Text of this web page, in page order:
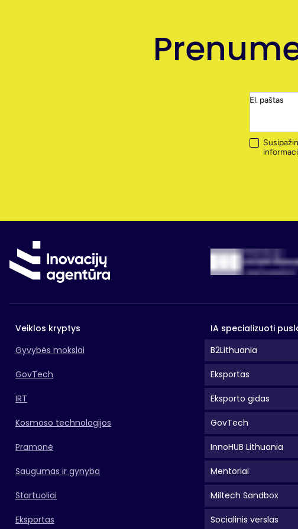
El. paštas
Veiklos kryptys
Gyvybės mokslai
GovTech
IRT
Kosmoso technologijos
Pramonė
Saugumas ir gynyba
Startuoliai
Eksportas
IA specializuoti
B2Lithuania
Eksportas
Eksporto gidas
GovTech
InnoHUB Lithuania
Mentoriai
Miltech Sandbox
Socialinis verslas